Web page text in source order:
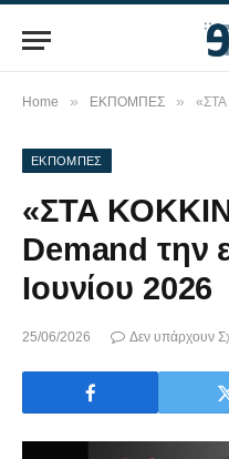
Home » ΕΚΠΟΜΠΕΣ » «ΣΤΑ
ΕΚΠΟΜΠΕΣ
«ΣΤΑ
Demand την
Ιουνίου 2026
25/06/2026 Δεν υπάρχουν